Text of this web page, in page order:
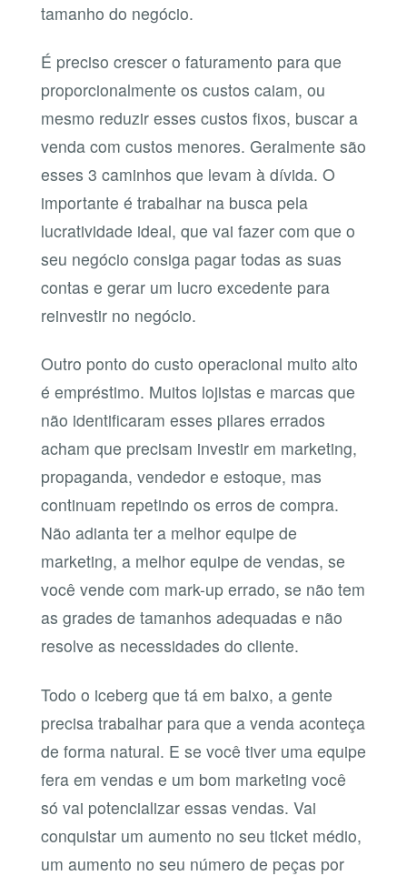
tamanho do negócio.
É preciso crescer o faturamento para que
proporcionalmente os custos caiam, ou
mesmo reduzir esses custos fixos, buscar a
venda com custos menores. Geralmente são
esses 3 caminhos que levam à dívida. O
importante é trabalhar na busca pela
lucratividade ideal, que vai fazer com que o
seu negócio consiga pagar todas as suas
contas e gerar um lucro excedente para
reinvestir no negócio.
Outro ponto do custo operacional muito alto
é empréstimo. Muitos lojistas e marcas que
não identificaram esses pilares errados
acham que precisam investir em marketing,
propaganda, vendedor e estoque, mas
continuam repetindo os erros de compra.
Não adianta ter a melhor equipe de
marketing, a melhor equipe de vendas, se
você vende com mark-up errado, se não tem
as grades de tamanhos adequadas e não
resolve as necessidades do cliente.
Todo o iceberg que tá em baixo, a gente
precisa trabalhar para que a venda aconteça
de forma natural. E se você tiver uma equipe
fera em vendas e um bom marketing você
só vai potencializar essas vendas. Vai
conquistar um aumento no seu ticket médio,
um aumento no seu número de peças por